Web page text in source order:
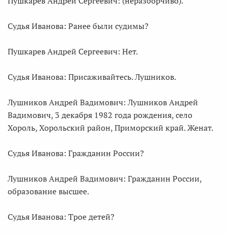
Судья Иванова: Ранее были судимы?
Пушкарев Андрей Сергеевич: Нет.
Судья Иванова: Присаживайтесь. Лушников.
Лушников Андрей Вадимович: Лушников Андрей
Вадимович, 3 декабря 1982 года рождения, село
Хороль, Хорольский район, Приморский край. Женат.
Судья Иванова: Гражданин России?
Лушников Андрей Вадимович: Гражданин России,
образование высшее.
Судья Иванова: Трое детей?